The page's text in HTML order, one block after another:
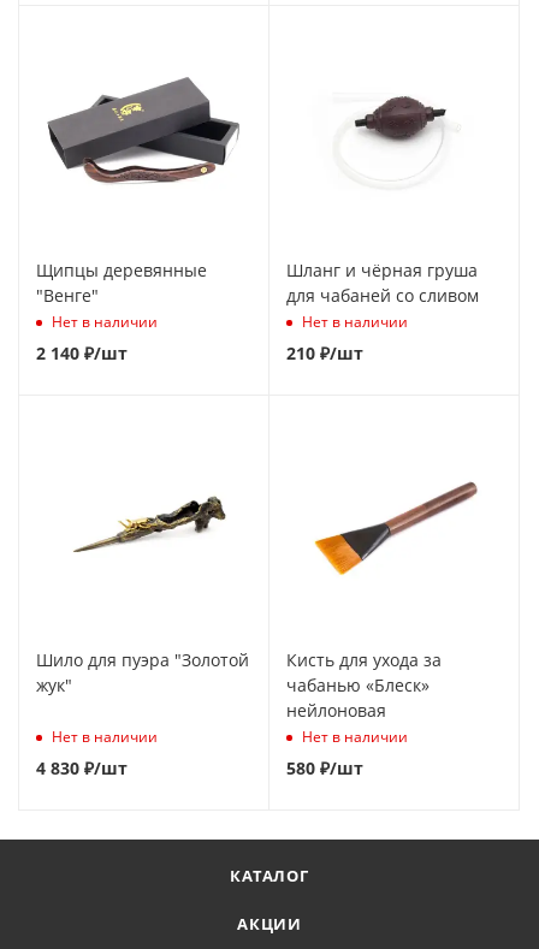
Щипцы деревянные
"Венге"
Нет в наличии
2 140 ₽/шт
Шланг и чёрная груша
для чабаней со сливом
Нет в наличии
210 ₽/шт
Шило для пуэра "Золотой
жук"
Нет в наличии
4 830 ₽/шт
Кисть для ухода за
чабанью «Блеск»
нейлоновая
Нет в наличии
580 ₽/шт
КАТАЛОГ
АКЦИИ